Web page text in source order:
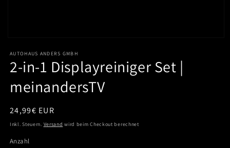
in
Modal
öffnen
AUTOHAUS ANDERS GMBH
2-in-1 Displayreiniger Set |
meinandersTV
Normaler
Preis
24,99€ EUR
Inkl. Steuern. Versand wird beim Checkout berechnet
Anzahl
Anzahl